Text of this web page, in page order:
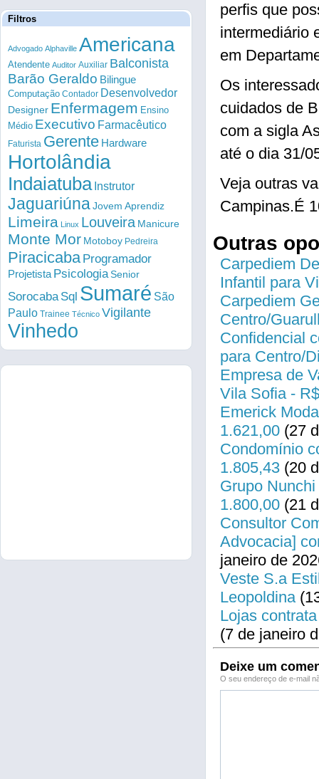
perfis que
intermediário
em
Os
cuidados de
com a sigla
até o dia 31/
Veja outras
Campinas.É
Outras
Carpediem
Infantil para
Carpediem
Centro/
Confidencial
para Centro/
Empresa de
Vila Sofia -
Emerick
1.621,00 (27
Condomínio
1.805,43 (20
Grupo
1.800,00 (21
Consultor
Advocacia]
janeiro de
Veste S.a
Leopoldina
Lojas
(7 de janeiro
Deixe um
O seu endereço de e-mail
Filtros
Advogado Alphaville Americana
Atendente Auditor Auxiliar Balconista
Barão Geraldo Bilingue
Computação Contador Desenvolvedor
Designer Enfermagem Ensino
Médio Executivo Farmacêutico
Faturista Gerente Hardware
Hortolândia
Indaiatuba Instrutor
Jaguariúna Jovem Aprendiz
Limeira Linux Louveira Manicure
Monte Mor Motoboy Pedreira
Piracicaba Programador
Projetista PsicologiaSenior
Sorocaba Sql Sumaré São
Paulo Trainee Técnico Vigilante
Vinhedo